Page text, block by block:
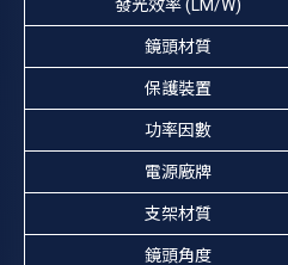
發光效率 (LM/W)
鏡頭材質
保護裝置
功率因數
電源廠牌
支架材質
鏡頭角度